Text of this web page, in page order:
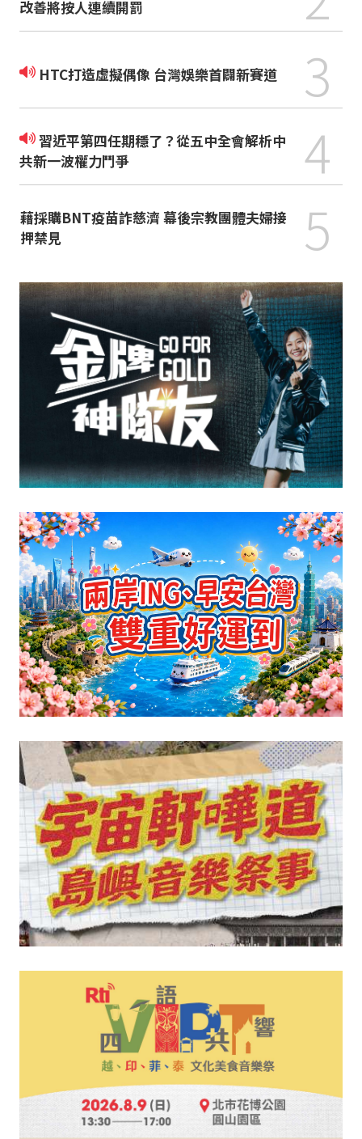
改善將按人連續開罰
HTC打造虛擬偶像 台灣娛樂首闢新賽道 3
習近平第四任期穩了？從五中全會解析中
共新一波權力鬥爭
4
藉採購BNT疫苗詐慈濟 幕後宗教團體夫婦接
押禁見
5